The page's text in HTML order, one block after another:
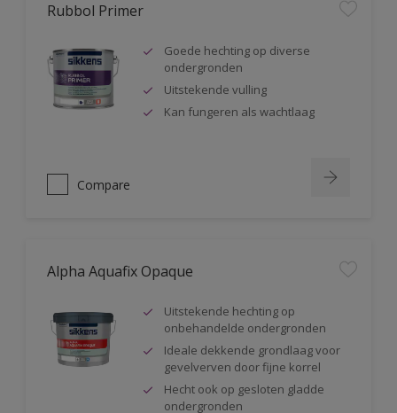
Rubbol Primer
Goede hechting op diverse
ondergronden
Uitstekende vulling
Kan fungeren als wachtlaag
Compare
Alpha Aquafix Opaque
Uitstekende hechting op
onbehandelde ondergronden
Ideale dekkende grondlaag voor
gevelverven door fijne korrel
Hecht ook op gesloten gladde
ondergronden